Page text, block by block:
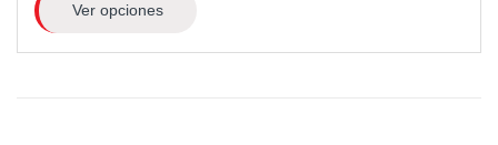
Ver opciones